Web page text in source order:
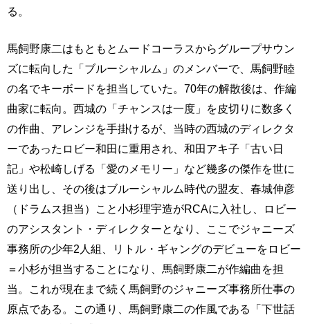
る。
馬飼野康二はもともとムードコーラスからグループサウン
ズに転向した「ブルーシャルム」のメンバーで、馬飼野睦
の名でキーボードを担当していた。70年の解散後は、作編
曲家に転向。西城の「チャンスは一度」を皮切りに数多く
の作曲、アレンジを手掛けるが、当時の西城のディレクタ
ーであったロビー和田に重用され、和田アキ子「古い日
記」や松崎しげる「愛のメモリー」など幾多の傑作を世に
送り出し、その後はブルーシャルム時代の盟友、春城伸彦
（ドラムス担当）こと小杉理宇造がRCAに入社し、ロビー
のアシスタント・ディレクターとなり、ここでジャニーズ
事務所の少年2人組、リトル・ギャングのデビューをロビー
＝小杉が担当することになり、馬飼野康二が作編曲を担
当。これが現在まで続く馬飼野のジャニーズ事務所仕事の
原点である。この通り、馬飼野康二の作風である「下世話